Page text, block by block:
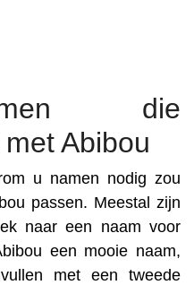
die
Abibou
u namen nodig zou
passen. Meestal zijn
naar een naam voor
een mooie naam,
met een tweede